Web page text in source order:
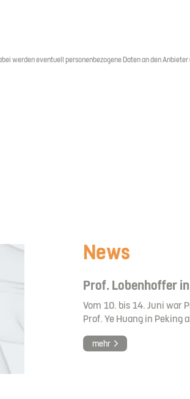
werden eventuell personenbezogene Daten an den Anbieter
News
Prof. Lobenhoffer
Vom 10. bis 14. Juni war
Prof. Ye Huang in Peking
mehr